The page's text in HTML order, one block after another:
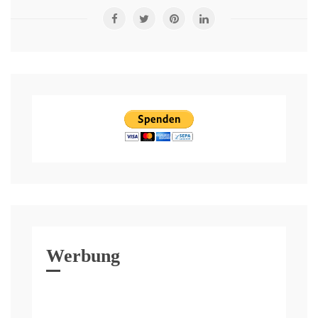
Werbung